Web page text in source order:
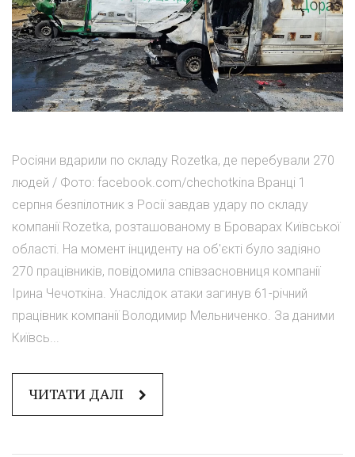
Росіяни вдарили по складу Rozetka, де перебували 270
людей / Фото: facebook.com/chechotkina Вранці 1
серпня безпілотник з Росії завдав удару по складу
компанії Rozetka, розташованому в Броварах Київської
області. На момент інциденту на об'єкті було задіяно
270 працівників, повідомила співзасновниця компанії
Ірина Чечоткіна. Унаслідок атаки загинув 61-річний
працівник компанії Володимир Мельниченко. За даними
Київсь...
ЧИТАТИ ДАЛІ